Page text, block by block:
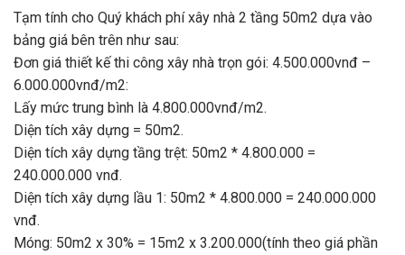
Tạm tính cho Quý khách phí xây nhà 2 tầng 50m2 dựa vào
bảng giá bên trên như sau:
Đơn giá thiết kế thi công xây nhà trọn gói: 4.500.000vnđ –
6.000.000vnđ/m2:
Lấy mức trung bình là 4.800.000vnđ/m2.
Diện tích xây dựng = 50m2.
Diện tích xây dựng tầng trệt: 50m2 * 4.800.000 =
240.000.000 vnđ.
Diện tích xây dựng lầu 1: 50m2 * 4.800.000 = 240.000.000
vnđ.
Móng: 50m2 x 30% = 15m2 x 3.200.000(tính theo giá phần